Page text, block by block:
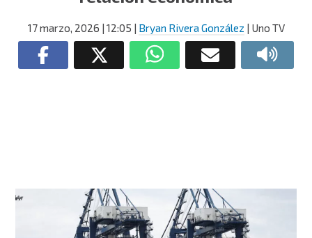
17 marzo, 2026 | 12:05 | Bryan Rivera González | Uno TV